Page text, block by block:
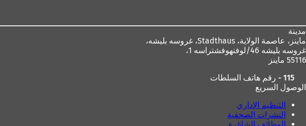
مدينة
ماينز، عاصمة الولاية،
غروسه بليشه 46/لوفنهوفشتراسه 1،
55116 ماينز
115 - رقم هاتف السلطات
الوصول السريع
التنظيم الإداري
النشرات الصحفية